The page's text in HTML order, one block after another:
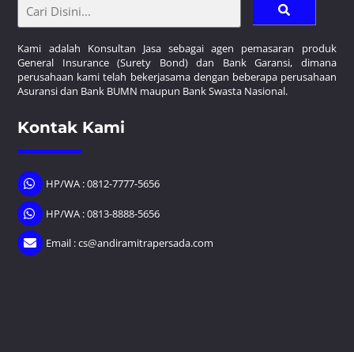
Kami adalah Konsultan Jasa sebagai agen pemasaran produk
General Insurance (Surety Bond) dan Bank Garansi, dimana
perusahaan kami telah bekerjasama dengan beberapa perusahaan
Asuransi dan Bank BUMN maupun Bank Swasta Nasional.
Kontak Kami
HP/WA : 0812-7777-5656
HP/WA : 0813-8888-5656
Email : cs@andiramitrapersada.com